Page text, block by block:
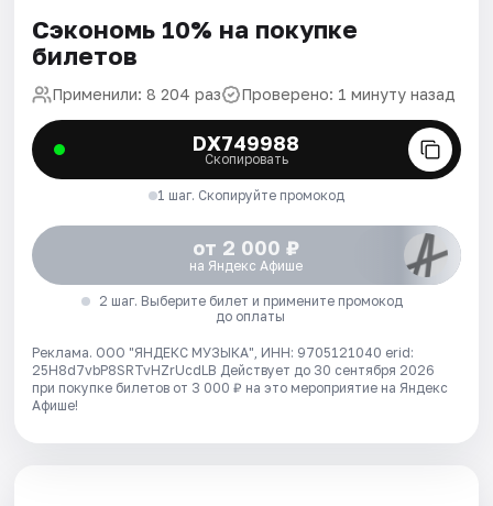
Сэкономь 10% на покупке
билетов
Применили: 8 204 раз Проверено: 1 минуту назад
DX749988
Скопировать
1 шаг. Скопируйте промокод
от 2 000 ₽
на Яндекс Афише
2 шаг. Выберите билет и примените промокод
до оплаты
Реклама. ООО "ЯНДЕКС МУЗЫКА", ИНН: 9705121040 erid:
25H8d7vbP8SRTvHZrUcdLB Действует до 30 сентября 2026
при покупке билетов от 3 000 ₽ на это мероприятие на Яндекс
Афише!